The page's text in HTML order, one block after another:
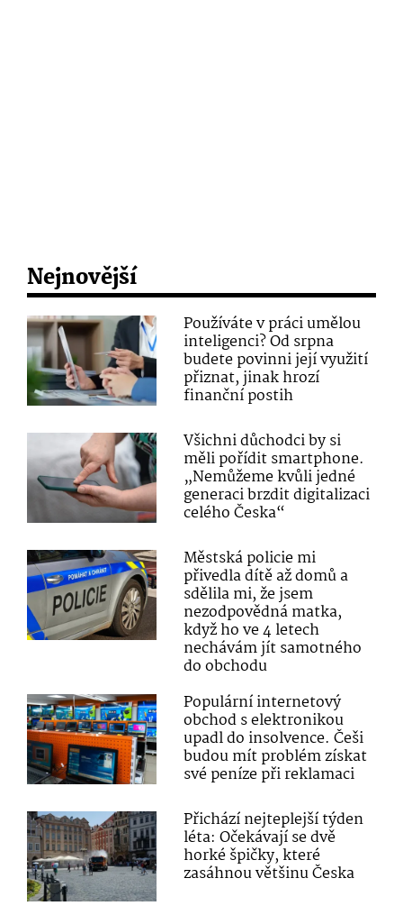
Nejnovější
Používáte v práci umělou
inteligenci? Od srpna
budete povinni její využití
přiznat, jinak hrozí
finanční postih
Všichni důchodci by si
měli pořídit smartphone.
„Nemůžeme kvůli jedné
generaci brzdit digitalizaci
celého Česka“
Městská policie mi
přivedla dítě až domů a
sdělila mi, že jsem
nezodpovědná matka,
když ho ve 4 letech
nechávám jít samotného
do obchodu
Populární internetový
obchod s elektronikou
upadl do insolvence. Češi
budou mít problém získat
své peníze při reklamaci
Přichází nejteplejší týden
léta: Očekávají se dvě
horké špičky, které
zasáhnou většinu Česka